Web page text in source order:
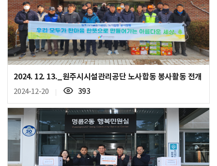
2024. 12. 13._원주시시설관리공단 노사합동 봉사활동 전개
2024-12-20
조
회
수
393